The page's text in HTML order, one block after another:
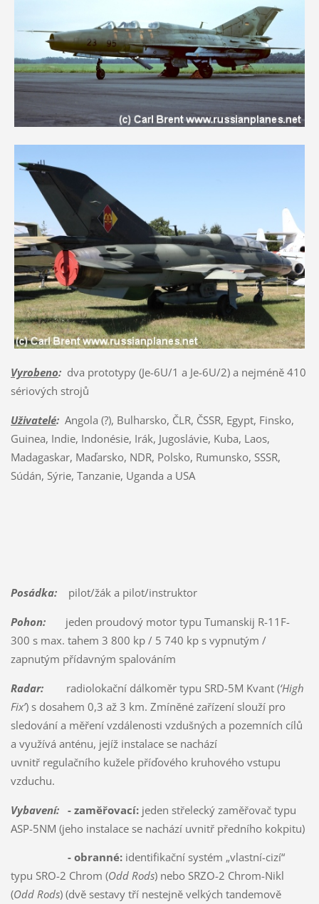
Vyrobeno:dva prototypy (Je-6U/1 a Je-6U/2) a nejméně 410
sériových strojů
Uživatelé:Angola (?), Bulharsko, ČLR, ČSSR, Egypt, Finsko,
Guinea, Indie, Indonésie, Irák, Jugoslávie, Kuba, Laos,
Madagaskar, Maďarsko, NDR, Polsko, Rumunsko, SSSR,
Súdán, Sýrie, Tanzanie, Uganda a USA
Posádka:pilot/žák a pilot/instruktor
Pohon:jeden proudový motor typu Tumanskij R-11F-
300 s max. tahem 3 800 kp / 5 740 kp s vypnutým /
zapnutým přídavným spalováním
Radar:radiolokační dálkoměr typu SRD-5M Kvant (‘High
Fix’) s dosahem 0,3 až 3 km. Zmíněné zařízení slouží pro
sledování a měření vzdálenosti vzdušných a pozemních cílů
a využívá anténu, jejíž instalace se nachází
uvnitř regulačního kužele příďového kruhového vstupu
vzduchu.
Vybavení: - zaměřovací: jeden střelecký zaměřovač typu
ASP-5NM (jeho instalace se nachází uvnitř předního kokpitu)
- obranné:identifikační systém „vlastní-cizí“
typu SRO-2 Chrom (Odd Rods) nebo SRZO-2 Chrom-Nikl
(Odd Rods) (dvě sestavy tří nestejně velkých tandemově